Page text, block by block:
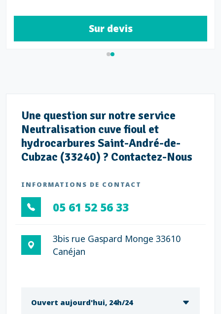
Sur devis
Une question sur notre service
Neutralisation cuve fioul et
hydrocarbures Saint-André-de-
Cubzac (33240) ? Contactez-Nous
INFORMATIONS DE CONTACT
05 61 52 56 33
3bis rue Gaspard Monge 33610
Canéjan
Ouvert aujourd'hui, 24h/24